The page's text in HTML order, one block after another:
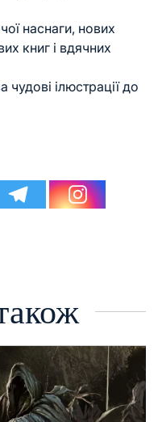
наснаги, нових
книг і вдячних
ілюстрації до